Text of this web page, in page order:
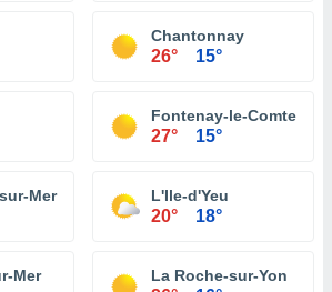
Chantonnay
26° 15°
Fontenay-le-Comte
27° 15°
Mer L'Ile-d'Yeu
20° 18°
Mer La Roche-sur-Yon